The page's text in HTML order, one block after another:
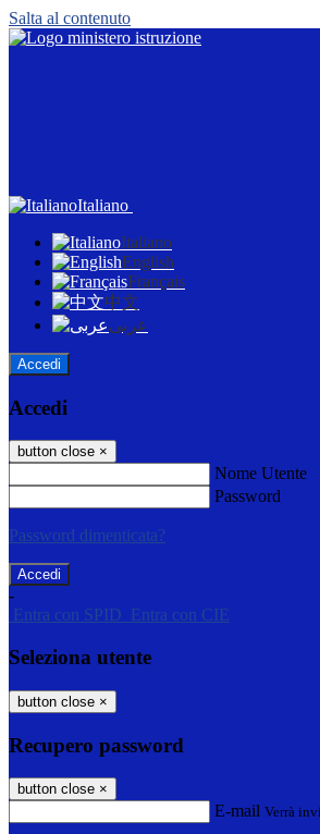
Salta al contenuto
Italiano
Italiano
English
Français
中文
عربى
Accedi
Accedi
button close ×
Nome Utente
Password
Password dimenticata?
-
Entra con SPID
Entra con CIE
Seleziona utente
button close ×
Recupero password
button close ×
E-mail Verrà